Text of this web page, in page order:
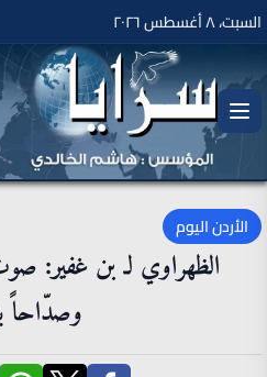
السبت، ٨ أغسطس ٢٠٢٦
الأردن اليوم
الظهراوي لـ بن غفير:
وصدّاحاً